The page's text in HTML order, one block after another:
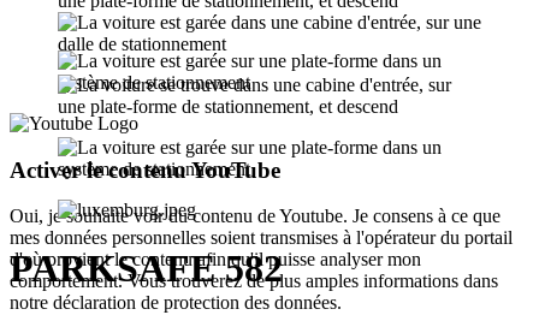
Activer le contenu YouTube
Oui, je souhaite voir du contenu de Youtube. Je consens à ce que
mes données personnelles soient transmises à l'opérateur du portail
d'où provient le contenu afin qu'il puisse analyser mon
comportement. Vous trouverez de plus amples informations dans
notre déclaration de protection des données.
PARKSAFE 582